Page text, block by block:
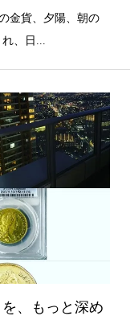
金貨、夕陽、朝の
、日...
、もっと深め